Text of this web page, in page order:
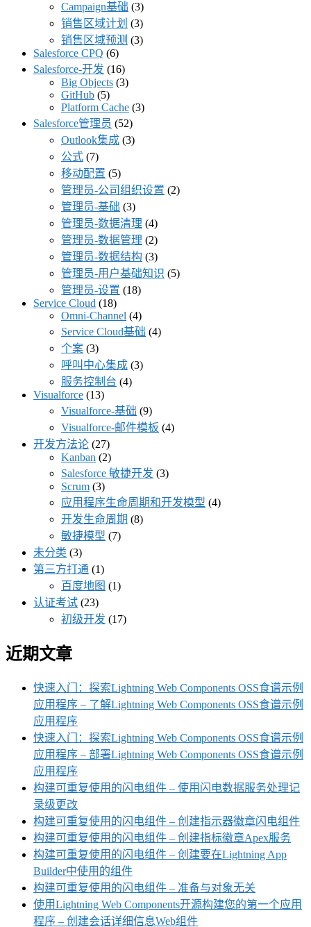
Campaign基础 (3)
销售区域计划 (3)
销售区域预测 (3)
Salesforce CPQ (6)
Salesforce-开发 (16)
Big Objects (3)
GitHub (5)
Platform Cache (3)
Salesforce管理员 (52)
Outlook集成 (3)
公式 (7)
移动配置 (5)
管理员-公司组织设置 (2)
管理员-基础 (3)
管理员-数据清理 (4)
管理员-数据管理 (2)
管理员-数据结构 (3)
管理员-用户基础知识 (5)
管理员-设置 (18)
Service Cloud (18)
Omni-Channel (4)
Service Cloud基础 (4)
个案 (3)
呼叫中心集成 (3)
服务控制台 (4)
Visualforce (13)
Visualforce-基础 (9)
Visualforce-邮件模板 (4)
开发方法论 (27)
Kanban (2)
Salesforce 敏捷开发 (3)
Scrum (3)
应用程序生命周期和开发模型 (4)
开发生命周期 (8)
敏捷模型 (7)
未分类 (3)
第三方打通 (1)
百度地图 (1)
认证考试 (23)
初级开发 (17)
近期文章
快速入门：探索Lightning Web Components OSS食谱示例
应用程序 – 了解Lightning Web Components OSS食谱示例
应用程序
快速入门：探索Lightning Web Components OSS食谱示例
应用程序 – 部署Lightning Web Components OSS食谱示例
应用程序
构建可重复使用的闪电组件 – 使用闪电数据服务处理记
录级更改
构建可重复使用的闪电组件 – 创建指示器徽章闪电组件
构建可重复使用的闪电组件 – 创建指标徽章Apex服务
构建可重复使用的闪电组件 – 创建要在Lightning App
Builder中使用的组件
构建可重复使用的闪电组件 – 准备与对象无关
使用Lightning Web Components开源构建您的第一个应用
程序 – 创建会话详细信息Web组件